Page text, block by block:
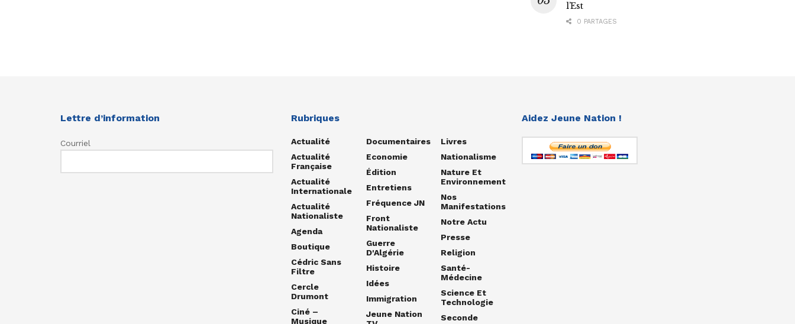
l’Est
0 PARTAGES
Lettre d’information
Courriel
Rubriques
Actualité
Actualité
Française
Actualité
Internationale
Actualité
Nationaliste
Agenda
Boutique
Cédric Sans
Filtre
Cercle
Drumont
Ciné –
Musique
Documentaires
Economie
Édition
Entretiens
Fréquence JN
Front
Nationaliste
Guerre
D'Algérie
Histoire
Idées
Immigration
Jeune Nation
Livres
Nationalisme
Nature Et
Environnement
Nos
Manifestations
Notre Actu
Presse
Religion
Santé-
Médecine
Science Et
Technologie
Seconde
Aidez Jeune Nation !